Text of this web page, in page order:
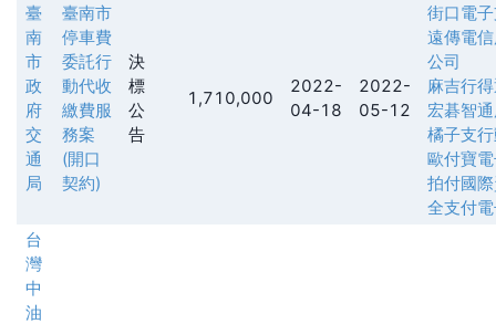
臺
南
市
政
府
交
通
局
臺南市
停車費
委託行
動代收
繳費服
務案
(開口
契約)
決
標
公
告
1,710,000
2022-
04-18
2022-
05-12
街口電
遠傳電
公司
麻吉行
宏碁智
橘子支
歐付寶
拍付國
全支付
台
灣
中
油